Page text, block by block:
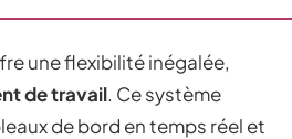
une flexibilité inégalée,
de travail. Ce système
de bord en temps réel et